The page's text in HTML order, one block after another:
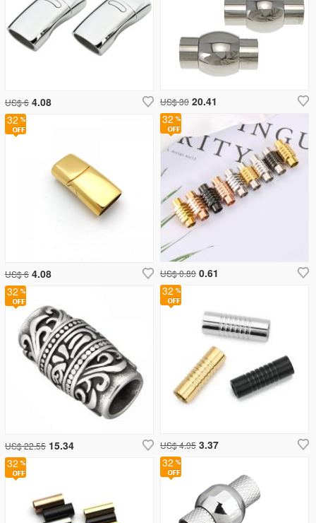
32
US$ 0.89 0.61
32
32
US$ 6 4.08
32
US$ 4.95 3.37
32
US$ 22.55 15.34
US$ 30 20.41
32
US$ 6 4.08